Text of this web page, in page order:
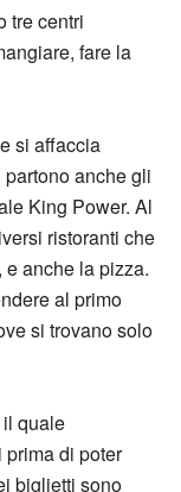
tre centri
fare la
si affaccia
anche gli
King Power. Al
ristoranti che
anche la pizza.
al primo
si trovano solo
il quale
prima di poter
biglietti sono